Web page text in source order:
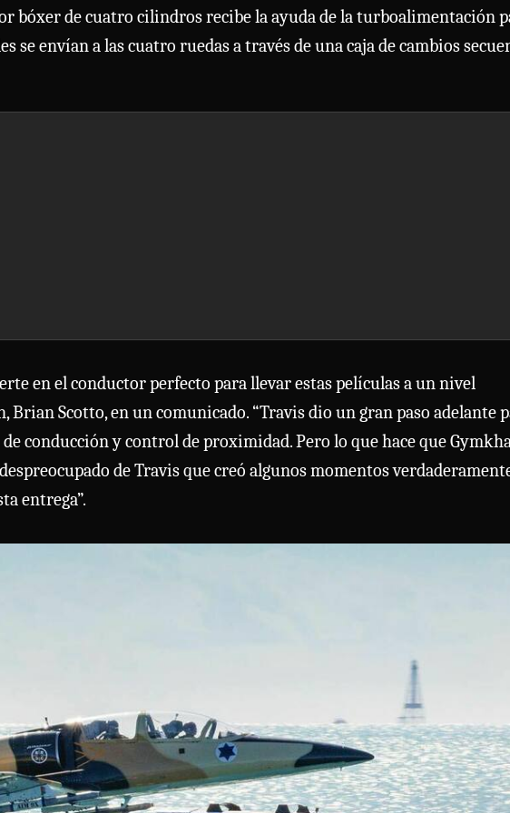
bóxer de cuatro cilindros recibe la ayuda de la turboalimentación
se envían a las cuatro ruedas a través de una caja de cambios
en el conductor perfecto para llevar estas películas a un nivel
Brian Scotto, en un comunicado. “Travis dio un gran paso adelante
conducción y control de proximidad. Pero lo que hace que
de Travis que creó algunos momentos
entrega”.